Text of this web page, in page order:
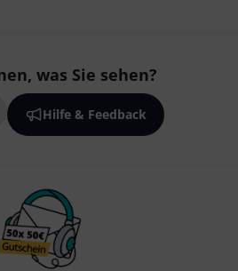
was Sie sehen?
Hilfe & Feedback